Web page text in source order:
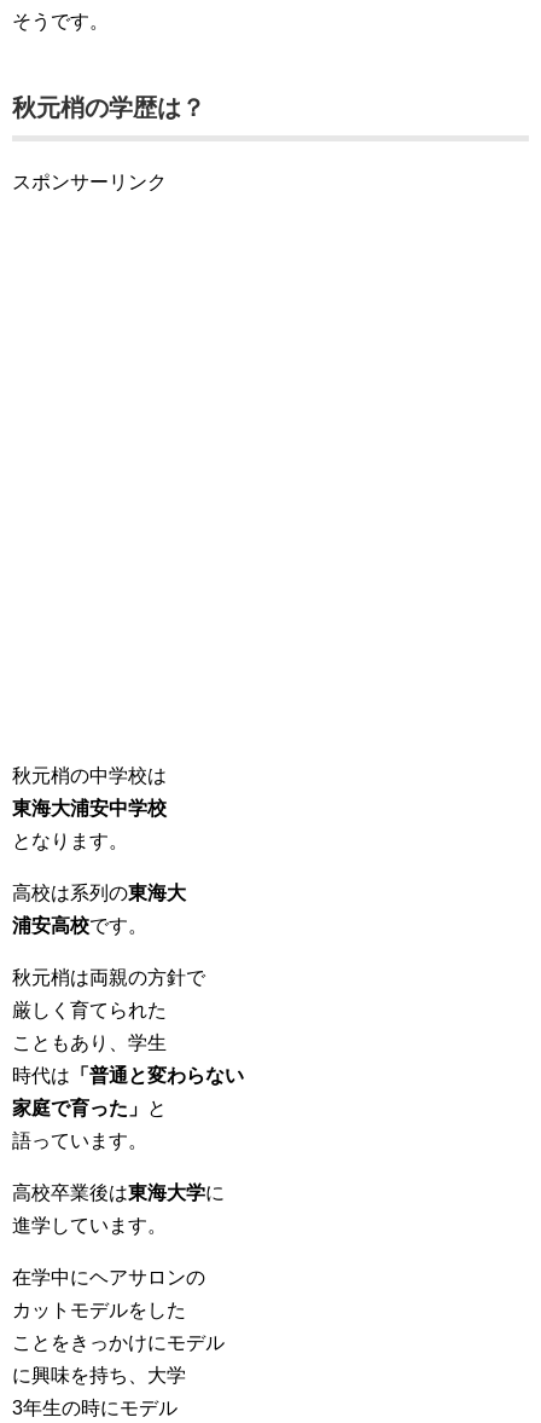
そうです。
秋元梢の学歴は？
スポンサーリンク
秋元梢の中学校は
東海大浦安中学校
となります。
高校は系列の東海大
浦安高校です。
秋元梢は両親の方針で
厳しく育てられた
こともあり、学生
時代は 「普通と変わらない
家庭で育った」 と
語っています。
高校卒業後は東海大学に
進学しています。
在学中にヘアサロンの
カットモデルをした
ことをきっかけにモデル
に興味を持ち、大学
3年生の時にモデル